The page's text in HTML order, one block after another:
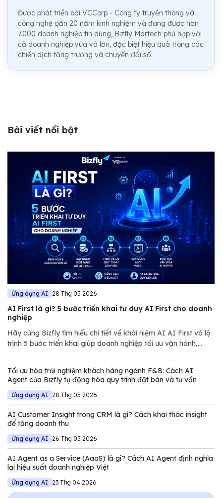
Được phát triển bởi VCCorp - Công ty truyền thông và
công nghệ gần 20 năm kinh nghiệm và đang được hơn
7.000 doanh nghiệp tin dùng, Bizfly Martech phù hợp với
cả doanh nghiệp vừa và lớn, đặc biệt hiệu quả trong các
chiến dịch tăng trưởng và chuyển đổi số.
Bài viết nổi bật
Ứng dụng AI 28 Thg 05 2026
AI First là gì? 5 bước triển khai tư duy AI First cho doanh
nghiệp
Hãy cùng Bizfly tìm hiểu chi tiết về khái niệm AI AI First và lộ
trình 5 bước triển khai giúp doanh nghiệp tối ưu vận hành,
Tối ưu hóa trải nghiệm khách hàng ngành F&B: Cách AI
Agent của Bizfly tự động hóa quy trình đặt bàn và tư vấn
Ứng dụng AI 28 Thg 05 2026
AI Customer Insight trong CRM là gì? Cách khai thác insight
để tăng doanh thu
Ứng dụng AI 26 Thg 05 2026
AI Agent as a Service (AaaS) là gì? Cách AI Agent định nghĩa
lại hiệu suất doanh nghiệp Việt
Ứng dụng AI 23 Thg 04 2026